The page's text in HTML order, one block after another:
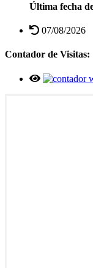
Última fecha
07/08/2026
Contador de Visitas: